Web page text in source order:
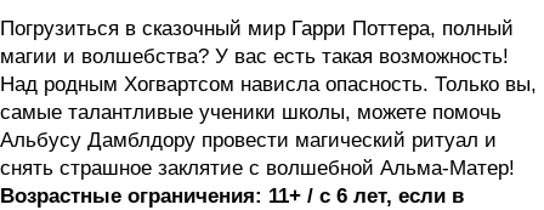
Погрузиться в сказочный мир Гарри Поттера, полный
магии и волшебства? У вас есть такая возможность!
Над родным Хогвартсом нависла опасность. Только вы,
самые талантливые ученики школы, можете помочь
Альбусу Дамблдору провести магический ритуал и
снять страшное заклятие с волшебной Альма-Матер!
Возрастные ограничения: 11+ / с 6 лет, если в